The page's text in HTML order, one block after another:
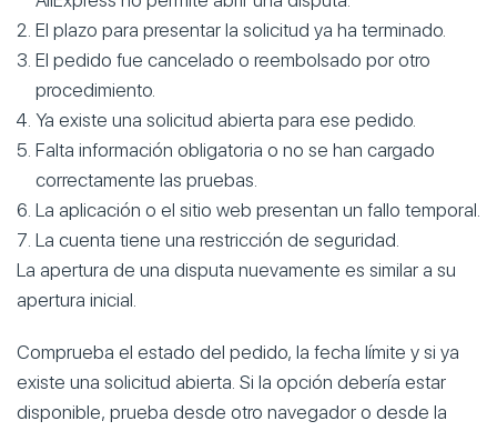
El plazo para presentar la solicitud ya ha terminado.
El pedido fue cancelado o reembolsado por otro
procedimiento.
Ya existe una solicitud abierta para ese pedido.
Falta información obligatoria o no se han cargado
correctamente las pruebas.
La aplicación o el sitio web presentan un fallo temporal.
La cuenta tiene una restricción de seguridad.
La apertura de una disputa nuevamente es similar a su
apertura inicial.
Comprueba el estado del pedido, la fecha límite y si ya
existe una solicitud abierta. Si la opción debería estar
disponible, prueba desde otro navegador o desde la